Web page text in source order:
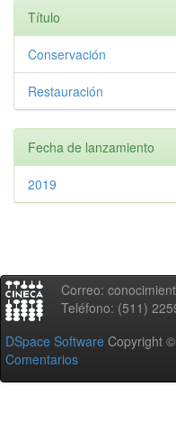
Título
Conservación
Restauración
Fecha de lanzamiento
2019
Correo:
Teléfono: (511)
DSpace Software Copyright
Comentarios